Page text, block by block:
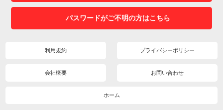
パスワードがご不明の方はこちら
利用規約 プライバシーポリシー
会社概要 お問い合わせ
ホーム